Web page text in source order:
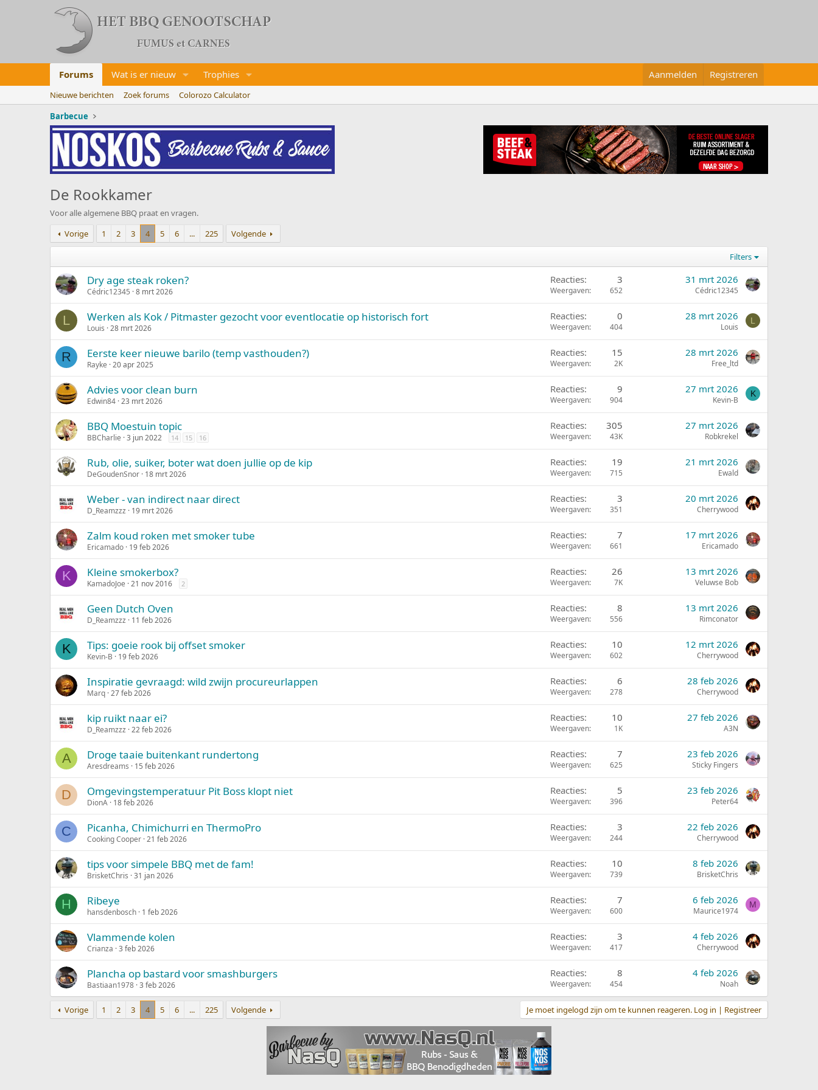
Forums Wat is er nieuw Trophies Aanmelden Registreren
Nieuwe berichten Zoek forums
Colorozo Calculator
Barbecue
De Rookkamer
Voor alle algemene BBQ praat en vragen.
Vorige
1 2 3 4 5 6 ... 225 Volgende
Filters
Dry age steak roken?
Cédric12345 8 mrt 2026
Reacties 3
Weergaven 652
31 mrt 2026
Cédric12345
L Werken als Kok / Pitmaster gezocht voor eventlocatie op historisch fort
Louis 28 mrt 2026
Reacties 0
Weergaven 404
28 mrt 2026
Louis
L
R Eerste keer nieuwe barilo (temp vasthouden?)
Rayke 20 apr 2025
Reacties 15
Weergaven 2K
28 mrt 2026
Free_ltd
Advies voor clean burn
Edwin84 23 mrt 2026
Reacties 9
Weergaven 904
27 mrt 2026
Kevin-B
K
BBQ Moestuin topic
BBCharlie 3 jun 2022 14 15 16
Reacties 305
Weergaven 43K
27 mrt 2026
Robkrekel
Rub, olie, suiker, boter wat doen jullie op de kip
DeGoudenSnor 18 mrt 2026
Reacties 19
Weergaven 715
21 mrt 2026
Ewald
Weber - van indirect naar direct
D_Reamzzz 19 mrt 2026
Reacties 3
Weergaven 351
20 mrt 2026
Cherrywood
Zalm koud roken met smoker tube
Ericamado 19 feb 2026
Reacties 7
Weergaven 661
17 mrt 2026
Ericamado
K Kleine smokerbox?
KamadoJoe 21 nov 2016 2
Reacties 26
Weergaven 7K
13 mrt 2026
Veluwse Bob
Geen Dutch Oven
D_Reamzzz 11 feb 2026
Reacties 8
Weergaven 556
13 mrt 2026
Rimconator
K Tips: goeie rook bij offset smoker
Kevin-B 19 feb 2026
Reacties 10
Weergaven 602
12 mrt 2026
Cherrywood
Inspiratie gevraagd: wild zwijn procureurlappen
Marq 27 feb 2026
Reacties 6
Weergaven 278
28 feb 2026
Cherrywood
kip ruikt naar ei?
D_Reamzzz 22 feb 2026
Reacties 10
Weergaven 1K
27 feb 2026
A3N
A Droge taaie buitenkant rundertong
Aresdreams 15 feb 2026
Reacties 7
Weergaven 625
23 feb 2026
Sticky Fingers
D Omgevingstemperatuur Pit Boss klopt niet
DionA 18 feb 2026
Reacties 5
Weergaven 396
23 feb 2026
Peter64
C Picanha, Chimichurri en ThermoPro
Cooking Cooper 21 feb 2026
Reacties 3
Weergaven 244
22 feb 2026
Cherrywood
tips voor simpele BBQ met de fam!
BrisketChris 31 jan 2026
Reacties 10
Weergaven 739
8 feb 2026
BrisketChris
H Ribeye
hansdenbosch 1 feb 2026
Reacties 7
Weergaven 600
6 feb 2026
Maurice1974
M
Vlammende kolen
Crianza 3 feb 2026
Reacties 3
Weergaven 417
4 feb 2026
Cherrywood
Plancha op bastard voor smashburgers
Bastiaan1978 3 feb 2026
Reacties 8
Weergaven 454
4 feb 2026
Noah
Vorige 1 2 3 4 5 6 ... 225 Volgende Je moet ingelogd zijn om te kunnen reageren. Log in | Registreer